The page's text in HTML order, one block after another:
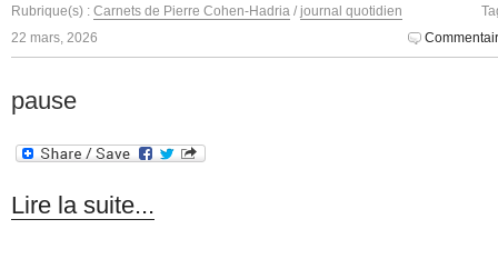
Rubrique(s) : Carnets de Pierre Cohen-Hadria / journal quotidien
22 mars, 2026
pause
Lire la suite...